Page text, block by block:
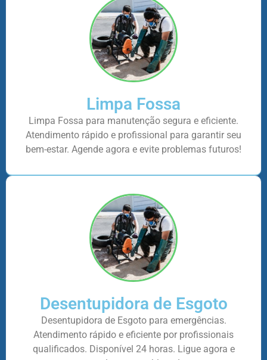
Limpa Fossa
Limpa Fossa para manutenção segura e eficiente.
Atendimento rápido e profissional para garantir seu
bem-estar. Agende agora e evite problemas futuros!
Desentupidora de Esgoto
Desentupidora de Esgoto para emergências.
Atendimento rápido e eficiente por profissionais
qualificados. Disponível 24 horas. Ligue agora e